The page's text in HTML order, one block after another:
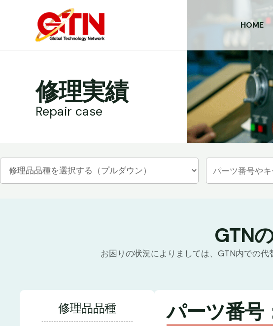
HOME
修理実績
Repair case
GTN
お困りの状況によりましては、GTN内での
修理品品種 パーツ番